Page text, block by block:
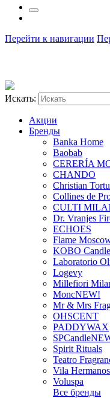
Перейти к навигации
Искать:
Акции
Бренды
Banka Home
Baobab
CERERÍA
CHANDO
Christian Tortu
Collines de
CULTI
Dr. Vranjes
ECHOES
Flame
KOBO
Laboratorio
Logevy
Millefiori
MoncNEW!
Mr & Mrs
OHSCENT
PADDYWAX
SPCandle
Spirit Rituals
Teatro
Vila Hermanos
Voluspa
Все бренды